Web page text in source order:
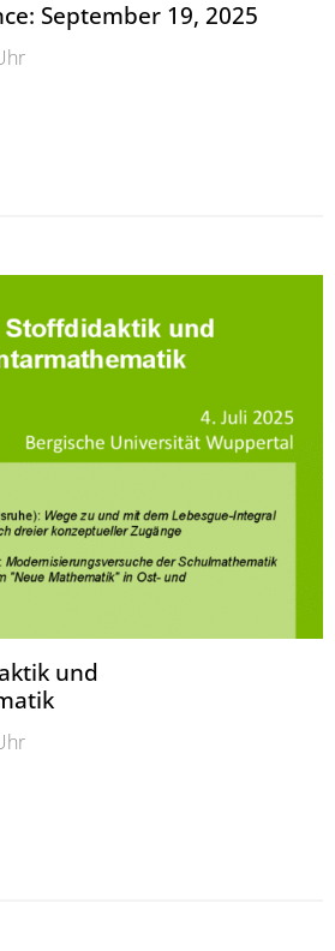
September 19, 2025
19, 2025
und
Elementarmathematik